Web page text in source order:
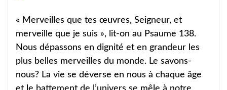
« Merveilles que tes œuvres, Seigneur, et
merveille que je suis », lit-on au Psaume 138.
Nous dépassons en dignité et en grandeur les
plus belles merveilles du monde. Le savons-
nous? La vie se déverse en nous à chaque âge